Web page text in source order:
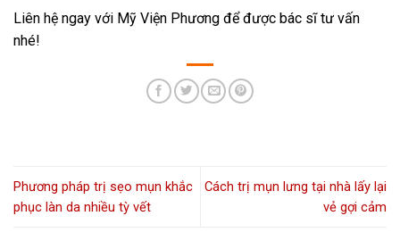
Liên hệ ngay với Mỹ Viện Phương để được bác sĩ tư vấn
nhé!
Phương pháp trị sẹo mụn khắc
phục làn da nhiều tỳ vết
Cách trị mụn lưng tại nhà lấy lại
vẻ gợi cảm